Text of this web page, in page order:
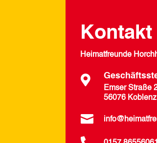
Kontakt
Heimatfreunde

Emser Straße
56076 Koblenz
